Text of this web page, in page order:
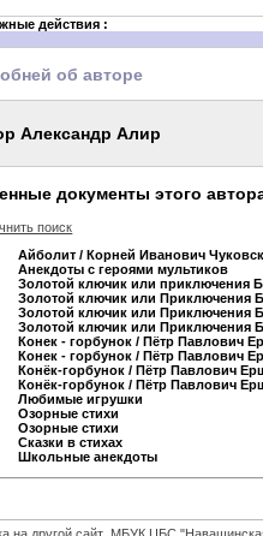
действия :
об авторе
Александр Алир
документы этого
поиск
Айболит / Корней Иванович
Анекдоты с героями мультиков
Золотой ключик или приключения
Золотой ключик или Приключения
Золотой ключик или Приключения
Золотой ключик или Приключения
Конек - горбунок / Пётр Павлович
Конек - горбунок / Пётр Павлович
Конёк-горбунок / Пётр Павлович
Конёк-горбунок / Пётр Павлович
Любимые игрушки
Озорные стихи
Озорные стихи
Сказки в стихах
Школьные анекдоты
на другой сайт МБУК ЦБС